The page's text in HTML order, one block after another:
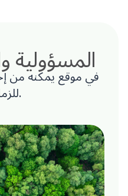
المسؤولية
للزملاء والعملاء والمجتمعات.